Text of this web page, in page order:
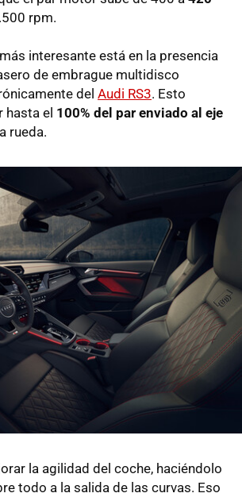
rpm.
interesante está en la presencia
de embrague multidisco
del Audi RS3. Esto
el 100% del par enviado al eje
rueda.
la agilidad del coche, haciéndolo
todo a la salida de las curvas. Eso